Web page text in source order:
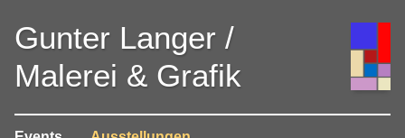
Gunter Langer /
Malerei & Grafik